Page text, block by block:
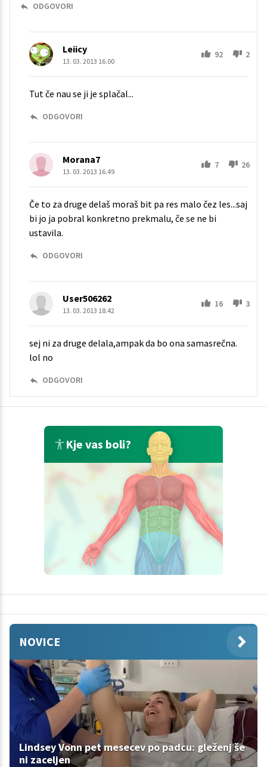
ODGOVORI
Leiicy
13. 03. 2013 16.00
92 2
Tut če nau se ji je splačal...
ODGOVORI
Morana7
13. 03. 2013 16.49
7 26
Če to za druge delaš moraš bit pa res malo čez les...saj
bi jo ja pobral konkretno prekmalu, če se ne bi
ustavila.
ODGOVORI
User506262
13. 03. 2013 18.42
16 3
sej ni za druge delala,ampak da bo ona samasrečna.
lol no
ODGOVORI
Kje vas boli?
NOVICE
Lindsey Vonn pet mesecev po padcu: gleženj še
ni zaceljen